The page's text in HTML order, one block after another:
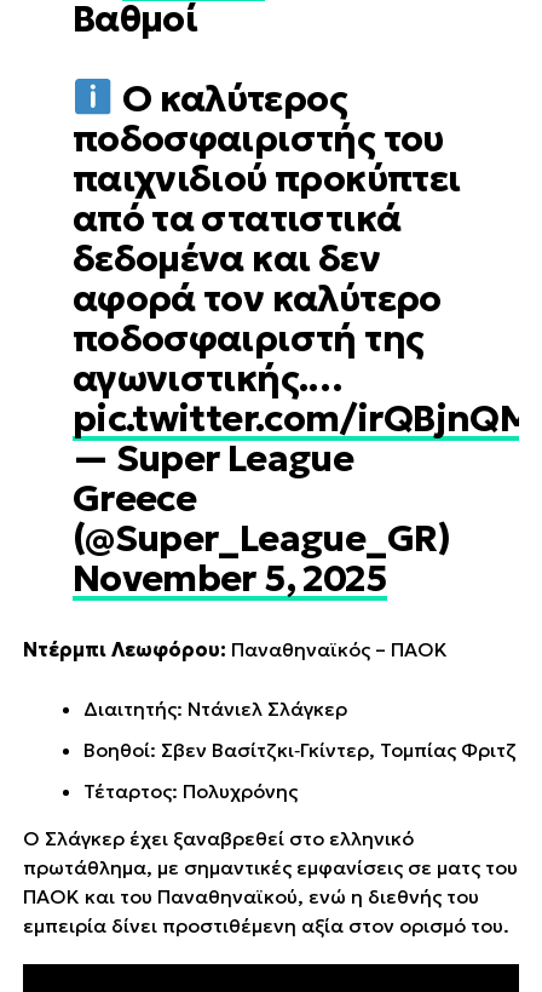
Βαθμοί
O καλύτερος
ποδοσφαιριστής του
παιχνιδιού προκύπτει
από τα στατιστικά
δεδομένα και δεν
αφορά τον καλύτερο
ποδοσφαιριστή της
αγωνιστικής.…
pic.twitter.com/
— Super League
Greece
(@Super_League_GR)
November 5, 2025
Ντέρμπι Λεωφόρου: Παναθηναϊκός – ΠΑΟΚ
Διαιτητής: Ντάνιελ Σλάγκερ
Βοηθοί: Σβεν Βασίτζκι‑Γκίντερ, Τομπίας Φριτζ
Τέταρτος: Πολυχρόνης
Ο Σλάγκερ έχει ξαναβρεθεί στο ελληνικό
πρωτάθλημα, με σημαντικές εμφανίσεις σε ματς του
ΠΑΟΚ και του Παναθηναϊκού, ενώ η διεθνής του
εμπειρία δίνει προστιθέμενη αξία στον ορισμό του.